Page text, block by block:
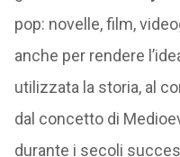
pop: novelle, film,
anche per rendere
utilizzata la storia, al
dal concetto di
durante i secoli